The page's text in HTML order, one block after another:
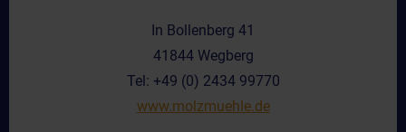
In Bollenberg 41
41844 Wegberg
Tel: +49 (0) 2434 99770
www.molzmuehle.de